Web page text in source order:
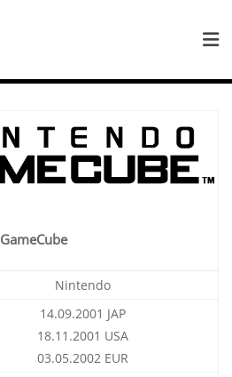
GameCube
Nintendo
14.09.2001 JAP
18.11.2001 USA
03.05.2002 EUR